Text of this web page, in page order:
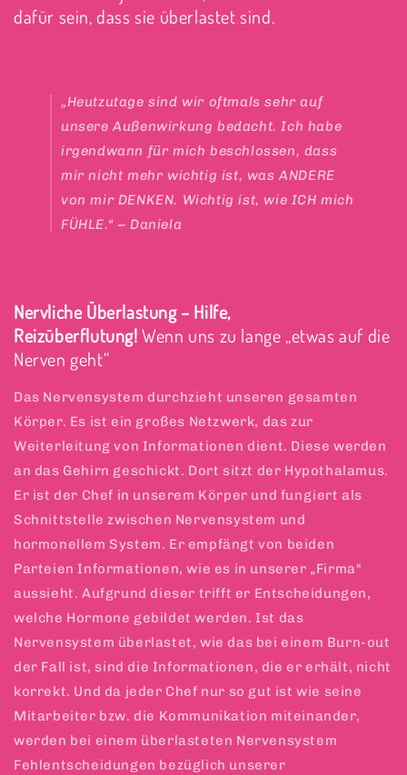
dafür sein, dass sie überlastet sind.
„Heutzutage sind wir oftmals sehr auf
unsere Außenwirkung bedacht. Ich habe
irgendwann für mich beschlossen, dass
mir nicht mehr wichtig ist, was ANDERE
von mir DENKEN. Wichtig ist, wie ICH mich
FÜHLE.“ – Daniela
Nervliche Überlastung – Hilfe,
Reizüberflutung!Wenn uns zu lange „etwas auf die
Nerven geht“
Das Nervensystem durchzieht unseren gesamten
Körper. Es ist ein großes Netzwerk, das zur
Weiterleitung von Informationen dient. Diese werden
an das Gehirn geschickt. Dort sitzt der Hypothalamus.
Er ist der Chef in unserem Körper und fungiert als
Schnittstelle zwischen Nervensystem und
hormonellem System. Er empfängt von beiden
Parteien Informationen, wie es in unserer „Firma“
aussieht. Aufgrund dieser trifft er Entscheidungen,
welche Hormone gebildet werden. Ist das
Nervensystem überlastet, wie das bei einem Burn-out
der Fall ist, sind die Informationen, die er erhält, nicht
korrekt. Und da jeder Chef nur so gut ist wie seine
Mitarbeiter bzw. die Kommunikation miteinander,
werden bei einem überlasteten Nervensystem
Fehlentscheidungen bezüglich unserer